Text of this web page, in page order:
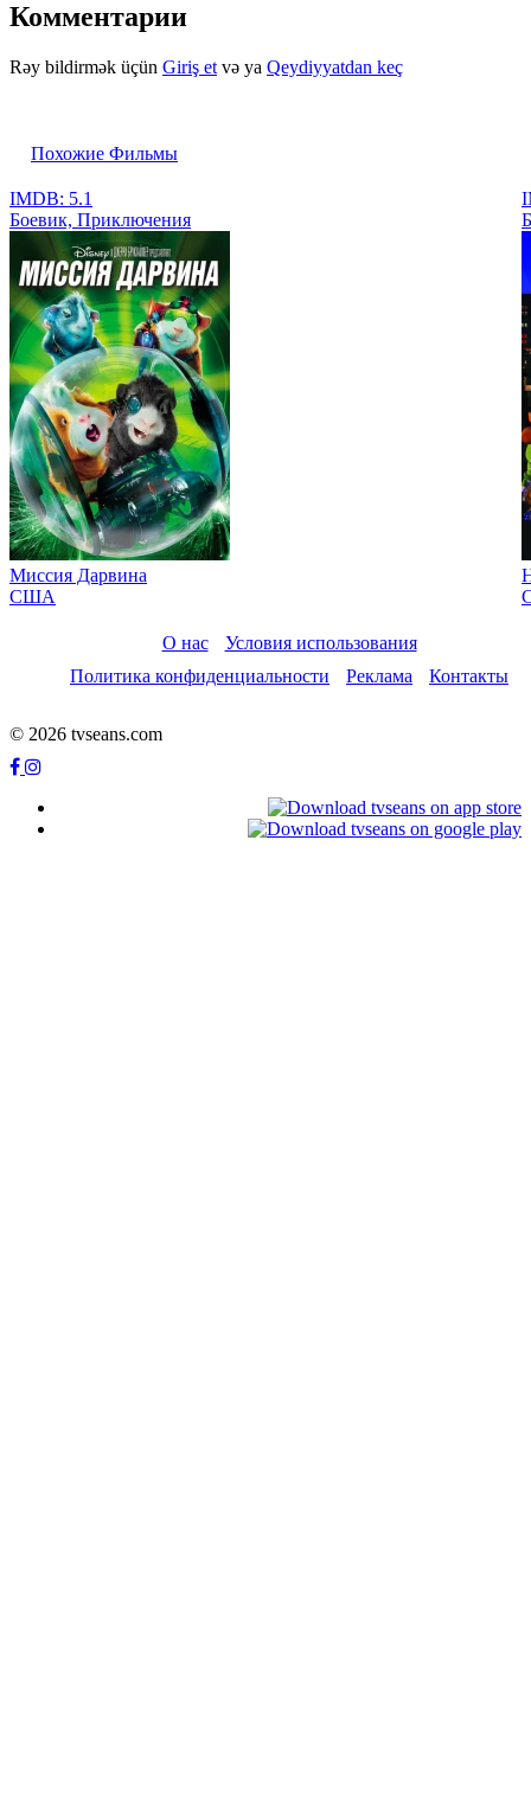
Комментарии
Rəy bildirmək üçün Giriş et və ya Qeydiyyatdan keç
Похожие Фильмы
IMDB: 5.1
Боевик, Приключения
Миссия Дарвина
США
О нас
Условия использования
Политика конфиденциальности
Реклама Контакты
© 2026 tvseans.com